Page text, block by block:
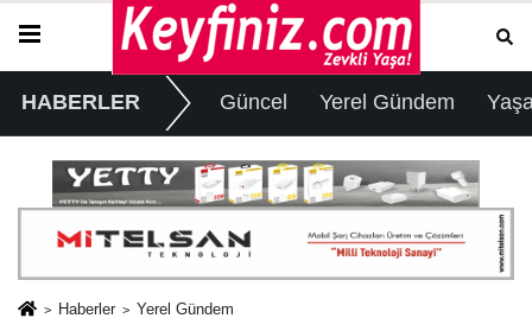
HABERLER Güncel Yerel Gündem
Haberler Yerel Gündem